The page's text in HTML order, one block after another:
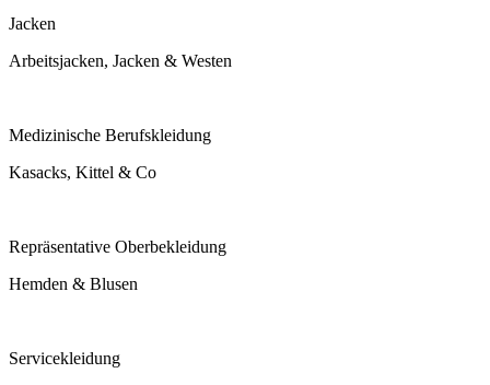
Jacken
Arbeitsjacken, Jacken & Westen
Medizinische Berufskleidung
Kasacks, Kittel & Co
Repräsentative Oberbekleidung
Hemden & Blusen
Servicekleidung